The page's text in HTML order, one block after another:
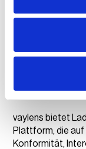
sondern wie
sie betrieben
und V2G
schon heute auf
vaylens bietet
Plattform, die
Konformität,